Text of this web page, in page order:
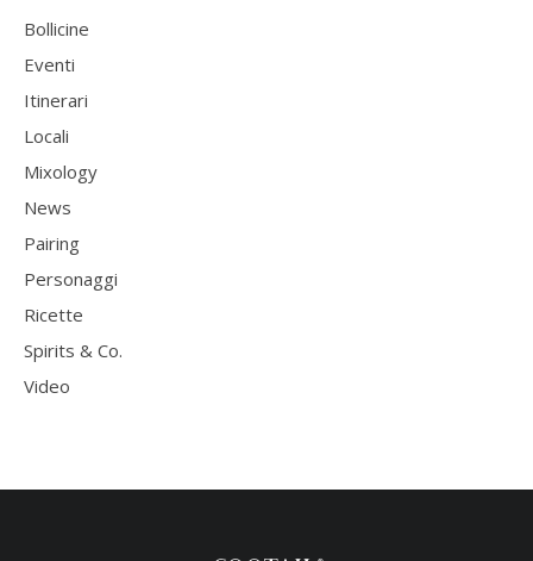
Bollicine
Eventi
Itinerari
Locali
Mixology
News
Pairing
Personaggi
Ricette
Spirits & Co.
Video